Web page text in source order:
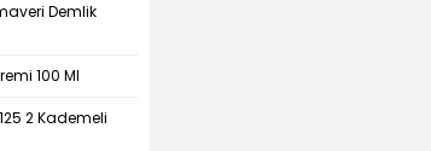
Demlik
100 Ml
2 Kademeli